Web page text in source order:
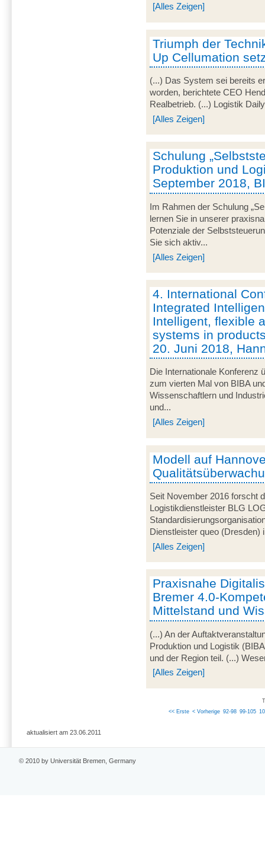
[Alles Zeigen]
Triumph der
Up Cellumation
(...) Das System sei bereits
worden, berichtete CEO
Realbetrieb. (...) Logistik
[Alles Zeigen]
Schulung
Produktion und
September 2018,
Im Rahmen der Schulung
lernen Sie in unserer
Potenziale der
Sie sich aktiv...
[Alles Zeigen]
4. International
Integrated
Intelligent, flexible
systems in
20. Juni 2018,
Die Internationale Konferenz
zum vierten Mal von BIBA
Wissenschaftlern und
und...
[Alles Zeigen]
Modell auf
Seit November 2016 forscht
Logistikdienstleister BLG
Dienstleister queo (Dresden)
[Alles Zeigen]
Praxisnahe
Bremer 4.0-
Mittelstand und
(...) An der
Produktion und Logistik
und der Region teil. (...)
[Alles Zeigen]
<< Erste < Vorherige 92-98 99-105
aktualisiert am 23.06.2011
© 2010 by Universität Bremen, Germany